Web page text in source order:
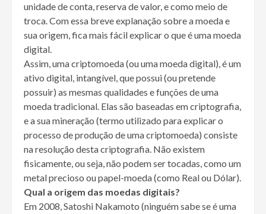
unidade de conta, reserva de valor, e como meio de
troca. Com essa breve explanação sobre a moeda e
sua origem, fica mais fácil explicar o que é uma moeda
digital.
Assim, uma criptomoeda (ou uma moeda digital), é um
ativo digital, intangível, que possui (ou pretende
possuir) as mesmas qualidades e funções de uma
moeda tradicional. Elas são baseadas em criptografia,
e a sua mineração (termo utilizado para explicar o
processo de produção de uma criptomoeda) consiste
na resolução desta criptografia. Não existem
fisicamente, ou seja, não podem ser tocadas, como um
metal precioso ou papel-moeda (como Real ou Dólar).
Qual a origem das moedas digitais?
Em 2008, Satoshi Nakamoto (ninguém sabe se é uma